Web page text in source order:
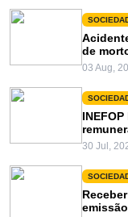
de
03 Aug,
30 Jul,